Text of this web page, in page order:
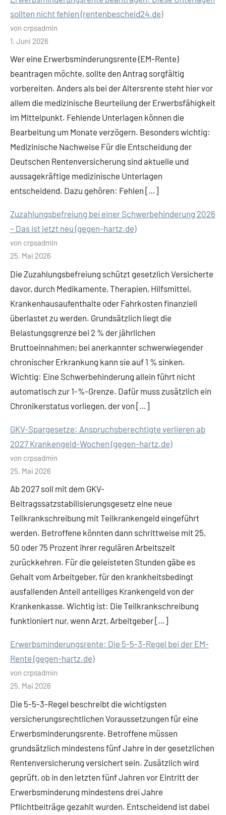
sollten nicht fehlen (rentenbescheid24.de)
von crpsadmin
1. Juni 2026
Wer eine Erwerbsminderungsrente (EM-Rente)
beantragen möchte, sollte den Antrag sorgfältig
vorbereiten. Anders als bei der Altersrente steht hier vor
allem die medizinische Beurteilung der Erwerbsfähigkeit
im Mittelpunkt. Fehlende Unterlagen können die
Bearbeitung um Monate verzögern. Besonders wichtig:
Medizinische Nachweise Für die Entscheidung der
Deutschen Rentenversicherung sind aktuelle und
aussagekräftige medizinische Unterlagen
entscheidend. Dazu gehören: Fehlen […]
Zuzahlungsbefreiung bei einer Schwerbehinderung 2026
– Das ist jetzt neu (gegen-hartz.de)
von crpsadmin
25. Mai 2026
Die Zuzahlungsbefreiung schützt gesetzlich Versicherte
davor, durch Medikamente, Therapien, Hilfsmittel,
Krankenhausaufenthalte oder Fahrkosten finanziell
überlastet zu werden. Grundsätzlich liegt die
Belastungsgrenze bei 2 % der jährlichen
Bruttoeinnahmen; bei anerkannter schwerwiegender
chronischer Erkrankung kann sie auf 1 % sinken.
Wichtig: Eine Schwerbehinderung allein führt nicht
automatisch zur 1-%-Grenze. Dafür muss zusätzlich ein
Chronikerstatus vorliegen, der von […]
GKV-Spargesetze: Anspruchsberechtigte verlieren ab
2027 Krankengeld-Wochen (gegen-hartz.de)
von crpsadmin
25. Mai 2026
Ab 2027 soll mit dem GKV-
Beitragssatzstabilisierungsgesetz eine neue
Teilkrankschreibung mit Teilkrankengeld eingeführt
werden. Betroffene könnten dann schrittweise mit 25,
50 oder 75 Prozent ihrer regulären Arbeitszeit
zurückkehren. Für die geleisteten Stunden gäbe es
Gehalt vom Arbeitgeber, für den krankheitsbedingt
ausfallenden Anteil anteiliges Krankengeld von der
Krankenkasse. Wichtig ist: Die Teilkrankschreibung
funktioniert nur, wenn Arzt, Arbeitgeber […]
Erwerbsminderungsrente: Die 5-5-3-Regel bei der EM-
Rente (gegen-hartz.de)
von crpsadmin
25. Mai 2026
Die 5-5-3-Regel beschreibt die wichtigsten
versicherungsrechtlichen Voraussetzungen für eine
Erwerbsminderungsrente. Betroffene müssen
grundsätzlich mindestens fünf Jahre in der gesetzlichen
Rentenversicherung versichert sein. Zusätzlich wird
geprüft, ob in den letzten fünf Jahren vor Eintritt der
Erwerbsminderung mindestens drei Jahre
Pflichtbeiträge gezahlt wurden. Entscheidend ist dabei